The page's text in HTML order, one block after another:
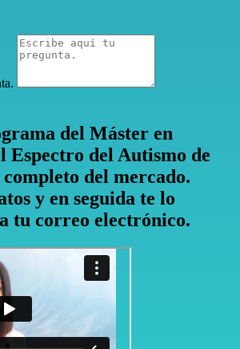
del Máster en
Espectro del Autismo de
completo del mercado.
y en seguida te lo
tu correo electrónico.